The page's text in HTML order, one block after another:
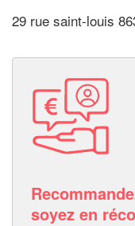
29 rue saint-louis
soyez en